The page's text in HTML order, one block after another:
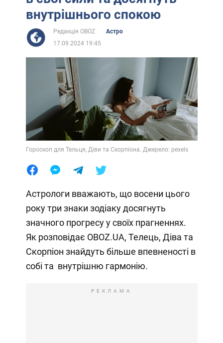
внутрішнього спокою
Редакція OBOZ
Астро
17.09.2024 19:45
Гороскоп для Тельця, Діви та Скорпіона. Джерело: pexels
Астрологи вважають, що восени цього
року три знаки зодіаку досягнуть
значного прогресу у своїх прагненнях.
Як розповідає OBOZ.UA, Телець, Діва та
Скорпіон знайдуть більше впевненості в
собі та внутрішню гармонію.
РЕКЛАМА